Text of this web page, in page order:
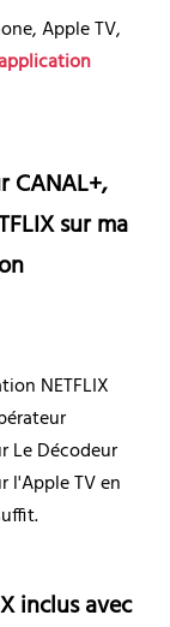
Apple TV,
CANAL+,
sur ma
NETFLIX
Le Décodeur
l'Apple TV en
inclus avec